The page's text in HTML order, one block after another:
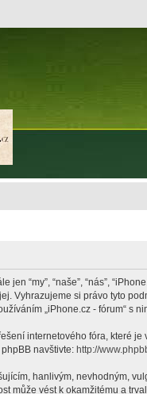
jen “my”, “naše”, “nás”,
Vyhrazujeme si právo tyto
„iPhone.cz - fórum“ s
internetového fóra, které je
navštivte: http://
hanlivým, nevhodným,
může vést k okamžitému a